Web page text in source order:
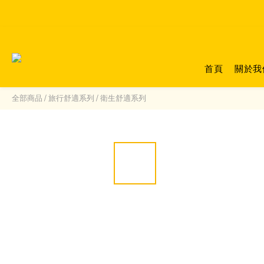
首頁 關於
全部商品 /旅行舒適系列 /衛生舒適系列